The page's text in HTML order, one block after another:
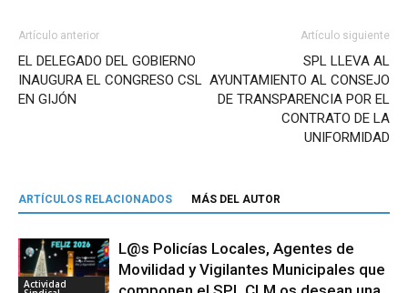
Artículo anterior
EL DELEGADO DEL GOBIERNO
INAUGURA EL CONGRESO CSL
EN GIJÓN
Artículo siguiente
SPL LLEVA AL
AYUNTAMIENTO AL CONSEJO
DE TRANSPARENCIA POR EL
CONTRATO DE LA
UNIFORMIDAD
ARTÍCULOS RELACIONADOS MÁS DEL AUTOR
Actividad
L@s Policías Locales, Agentes de
Movilidad y Vigilantes Municipales que